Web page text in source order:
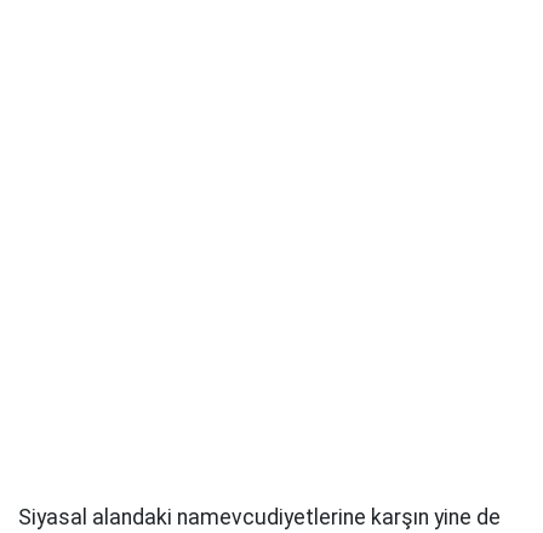
Siyasal alandaki namevcudiyetlerine karşın yine de